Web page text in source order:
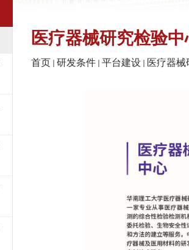
医疗器械研究检验中
首页 研发条件 平台建设 医疗器械